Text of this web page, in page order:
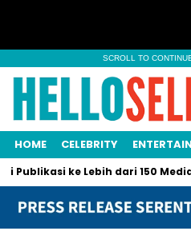
SCROLL TO
HOME CELEBRITY
Publikasi ke Lebih dari 150